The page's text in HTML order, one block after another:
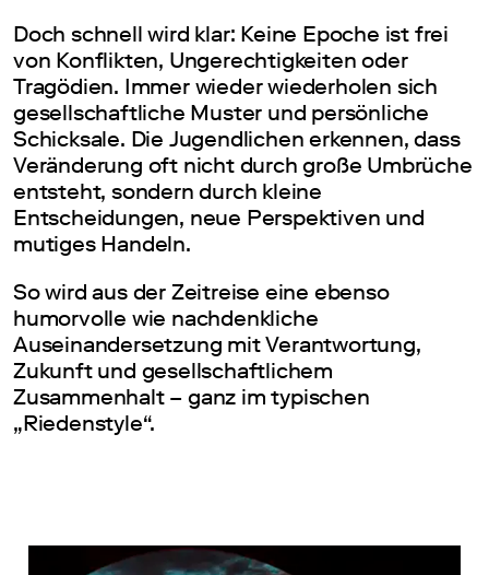
Doch schnell wird klar: Keine Epoche ist frei
von Konflikten, Ungerechtigkeiten oder
Tragödien. Immer wieder wiederholen sich
gesellschaftliche Muster und persönliche
Schicksale. Die Jugendlichen erkennen, dass
Veränderung oft nicht durch große Umbrüche
entsteht, sondern durch kleine
Entscheidungen, neue Perspektiven und
mutiges Handeln.
So wird aus der Zeitreise eine ebenso
humorvolle wie nachdenkliche
Auseinandersetzung mit Verantwortung,
Zukunft und gesellschaftlichem
Zusammenhalt – ganz im typischen
„Riedenstyle“.